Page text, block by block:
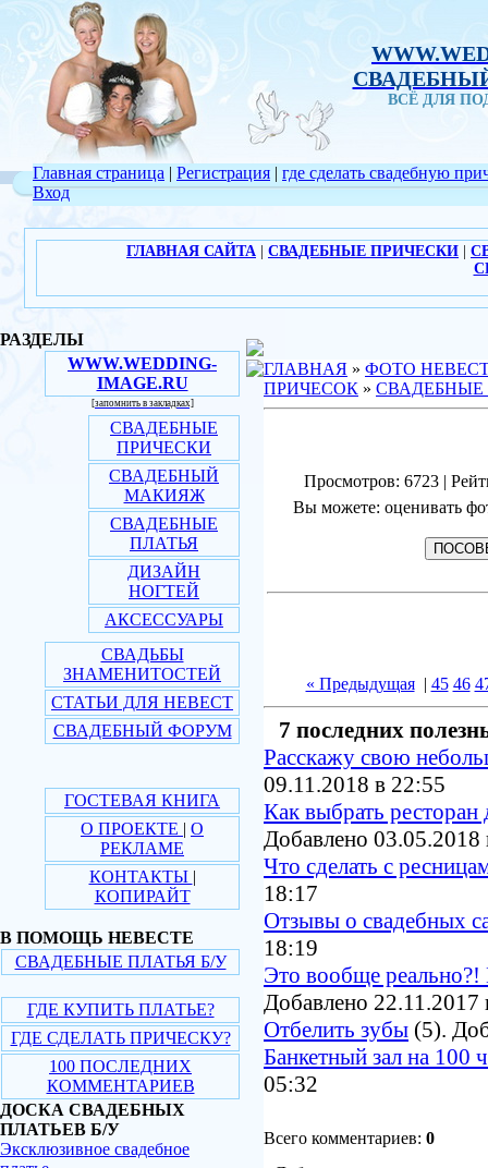
ВСЁ ДЛЯ
Главная страница | Регистрация |
Вход
где сделать свадебную
ГЛАВНАЯ САЙТА СВАДЕБНЫЕ ПРИЧЕСКИ
РАЗДЕЛЫ
WWW.WEDDING-
IMAGE.RU
[запомнить в закладках]
СВАДЕБНЫЕ
ПРИЧЕСКИ
СВАДЕБНЫЙ
МАКИЯЖ
СВАДЕБНЫЕ
ПЛАТЬЯ
ДИЗАЙН
НОГТЕЙ
АКСЕССУАРЫ
СВАДЬБЫ
ЗНАМЕНИТОСТЕЙ
СТАТЬИ ДЛЯ НЕВЕСТ
СВАДЕБНЫЙ ФОРУМ
ГОСТЕВАЯ КНИГА
О ПРОЕКТЕ | О
РЕКЛАМЕ
КОНТАКТЫ |
КОПИРАЙТ
В ПОМОЩЬ НЕВЕСТЕ
СВАДЕБНЫЕ ПЛАТЬЯ Б/У
ГДЕ КУПИТЬ ПЛАТЬЕ?
ГДЕ СДЕЛАТЬ ПРИЧЕСКУ?
100 ПОСЛЕДНИХ
КОММЕНТАРИЕВ
ДОСКА СВАДЕБНЫХ
ПЛАТЬЕВ Б/У
Эксклюзивное свадебное
ГЛАВНАЯ » ФОТО
ПРИЧЕСОК »
Просмотров: 6723 |
Вы можете: оценивать
« Предыдущая| 45 46
7 последних
Расскажу свою
09.11.2018 в 22:55
Как выбрать
Добавлено 03.05.2018
Что сделать с
18:17
Отзывы о свадебных
18:19
Это вообще реально?!
Добавлено 22.11.2017
Отбелить зубы (5).
Банкетный зал на 100
05:32
Всего комментариев: 0